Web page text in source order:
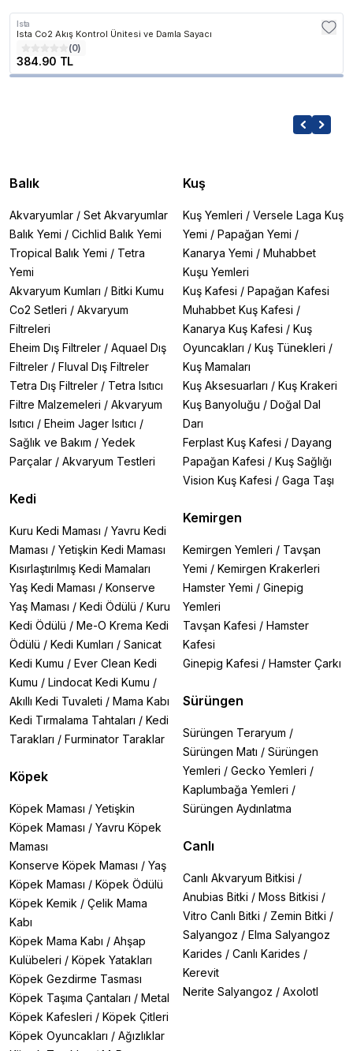
Ista
Ista Co2 Akış Kontrol Ünitesi ve Damla Sayacı
(0)
384.90 TL
Balık
Akvaryumlar / Set Akvaryumlar
Balık Yemi / Cichlid Balık Yemi
Tropical Balık Yemi / Tetra
Yemi
Akvaryum Kumları / Bitki Kumu
Co2 Setleri / Akvaryum
Filtreleri
Eheim Dış Filtreler / Aquael Dış
Filtreler / Fluval Dış Filtreler
Tetra Dış Filtreler / Tetra Isıtıcı
Filtre Malzemeleri / Akvaryum
Isıtıcı / Eheim Jager Isıtıcı /
Sağlık ve Bakım / Yedek
Parçalar / Akvaryum Testleri
Kedi
Kuru Kedi Maması / Yavru Kedi
Maması / Yetişkin Kedi Maması
Kısırlaştırılmış Kedi Mamaları
Yaş Kedi Maması / Konserve
Yaş Maması / Kedi Ödülü / Kuru
Kedi Ödülü / Me-O Krema Kedi
Ödülü / Kedi Kumları / Sanicat
Kedi Kumu / Ever Clean Kedi
Kumu / Lindocat Kedi Kumu /
Akıllı Kedi Tuvaleti / Mama Kabı
Kedi Tırmalama Tahtaları / Kedi
Tarakları / Furminator Taraklar
Köpek
Köpek Maması / Yetişkin
Köpek Maması / Yavru Köpek
Maması
Konserve Köpek Maması / Yaş
Köpek Maması / Köpek Ödülü
Köpek Kemik / Çelik Mama
Kabı
Köpek Mama Kabı / Ahşap
Kulübeleri / Köpek Yatakları
Köpek Gezdirme Tasması
Köpek Taşıma Çantaları / Metal
Köpek Kafesleri / Köpek Çitleri
Köpek Oyuncakları / Ağızlıklar
Kuş
Kuş Yemleri / Versele Laga Kuş
Yemi / Papağan Yemi /
Kanarya Yemi / Muhabbet
Kuşu Yemleri
Kuş Kafesi / Papağan Kafesi
Muhabbet Kuş Kafesi /
Kanarya Kuş Kafesi / Kuş
Oyuncakları / Kuş Tünekleri /
Kuş Mamaları
Kuş Aksesuarları / Kuş Krakeri
Kuş Banyoluğu / Doğal Dal
Darı
Ferplast Kuş Kafesi / Dayang
Papağan Kafesi / Kuş Sağlığı
Vision Kuş Kafesi / Gaga Taşı
Kemirgen
Kemirgen Yemleri / Tavşan
Yemi / Kemirgen Krakerleri
Hamster Yemi / Ginepig
Yemleri
Tavşan Kafesi / Hamster
Kafesi
Ginepig Kafesi / Hamster Çarkı
Sürüngen
Sürüngen Teraryum /
Sürüngen Matı / Sürüngen
Yemleri / Gecko Yemleri /
Kaplumbağa Yemleri /
Sürüngen Aydınlatma
Canlı
Canlı Akvaryum Bitkisi /
Anubias Bitki / Moss Bitkisi /
Vitro Canlı Bitki / Zemin Bitki /
Salyangoz / Elma Salyangoz
Karides / Canlı Karides /
Kerevit
Nerite Salyangoz / Axolotl